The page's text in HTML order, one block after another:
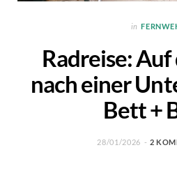
in
Radreise: Auf
nach einer
Bett +
28/01/2026 2